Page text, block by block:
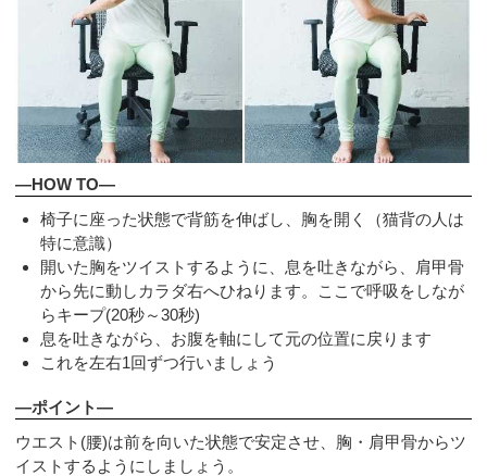
—HOW TO—
椅子に座った状態で背筋を伸ばし、胸を開く（猫背の人は
特に意識）
開いた胸をツイストするように、息を吐きながら、肩甲骨
から先に動しカラダ右へひねります。ここで呼吸をしなが
らキープ(20秒～30秒)
息を吐きながら、お腹を軸にして元の位置に戻ります
これを左右1回ずつ行いましょう
—ポイント—
ウエスト(腰)は前を向いた状態で安定させ、胸・肩甲骨からツ
イストするようにしましょう。